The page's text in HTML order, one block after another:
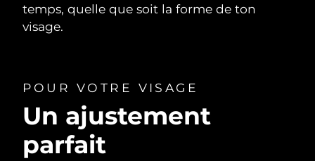
temps, quelle que soit la forme de ton
visage.
POUR VOTRE VISAGE
Un ajustement
parfait